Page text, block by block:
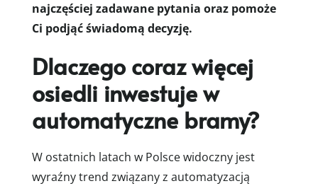
najczęściej zadawane pytania oraz pomoże
Ci podjąć świadomą decyzję.
Dlaczego coraz więcej
osiedli inwestuje w
automatyczne bramy?
W ostatnich latach w Polsce widoczny jest
wyraźny trend związany z automatyzacją